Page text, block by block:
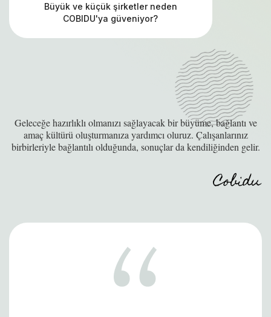
Büyük ve küçük şirketler neden
COBIDU'ya güveniyor?
Geleceğe hazırlıklı olmanızı sağlayacak bir büyüme,bağlantı ve
amaç kültürü oluşturmanıza yardımcı oluruz. Çalışanlarınız
birbirleriyle bağlantılı olduğunda, sonuçlar da kendiliğinden gelir.